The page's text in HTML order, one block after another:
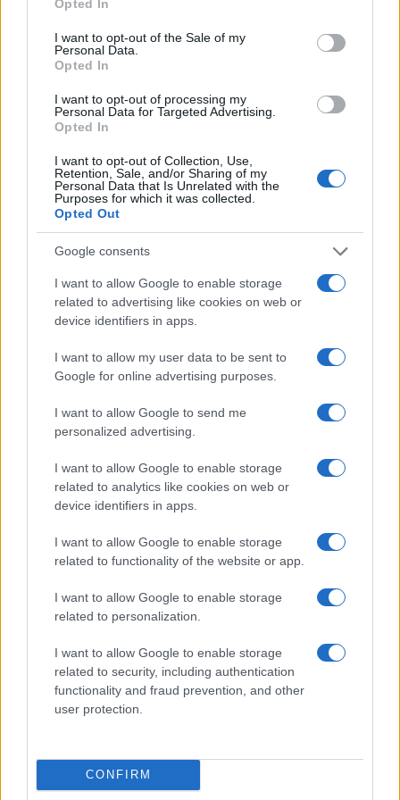
use your data for below specified purposes in below Google
consent section.
Opted In
I want to opt-out of the Sale of my
Personal Data.
Opted In
I want to opt-out of processing my
Personal Data for Targeted Advertising.
Opted In
I want to opt-out of Collection, Use,
Retention, Sale, and/or Sharing of my
Personal Data that Is Unrelated with the
Purposes for which it was collected.
Opted Out
Google consents
I want to allow Google to enable storage
related to advertising like cookies on web or
device identifiers in apps.
I want to allow my user data to be sent to
Google for online advertising purposes.
I want to allow Google to send me
personalized advertising.
I want to allow Google to enable storage
related to analytics like cookies on web or
device identifiers in apps.
I want to allow Google to enable storage
related to functionality of the website or app.
I want to allow Google to enable storage
related to personalization.
I want to allow Google to enable storage
related to security, including authentication
functionality and fraud prevention, and other
user protection.
CONFIRM
con sus sensuales cantos. El emperador romano
Tiberio vivió aquí hasta su muerte en el año 37.
Villa Jovis, la residencia imperial del
emperador, es una de las atracciones más
La atracción natural más famosa de Capri es la
Gruta Azul, una cueva frente al mar a la que se
puede acceder en barco cuando la marea es
buena. La luz del sol que entra por la entrada
convierte el agua en un azul turquesa brillante.
remonte de Seggiovia, en la ciudad de
también una de las actividades favoritas. El viaje
de 15 minutos ofrece unas vistas espectaculares
de la isla y el mar.
Anclada entre la península italiana y la costa del
norte de África, Cerdeña ha sido el hogar de una
sucesión de civilizaciones, muchas de las cuales
han dejado su huella en la segunda isla más
grande de Italia. Desde estructuras de piedra
construidas por el pueblo conocido como nuraghi
hace 3.000 años hasta castillos e iglesias
medievales, los visitantes interesados en la
historia, la arquitectura y la cultura no
quedarán decepcionados.
Sin embargo,la mayoría de los viajeros vienen
a Cerdeña por sus soleadas y limpias playas,